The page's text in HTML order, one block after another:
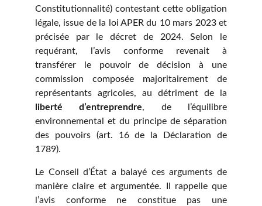
Constitutionnalité) contestant cette obligation
légale, issue de la loi APER du 10 mars 2023 et
précisée par le décret de 2024. Selon le
requérant, l’avis conforme revenait à
transférer le pouvoir de décision à une
commission composée majoritairement de
représentants agricoles, au détriment de la
liberté d’entreprendre, de l’équilibre
environnemental et du principe de séparation
des pouvoirs (art. 16 de la Déclaration de
1789).
Le Conseil d’État a balayé ces arguments de
manière claire et argumentée. Il rappelle que
l’avis conforme ne constitue pas une